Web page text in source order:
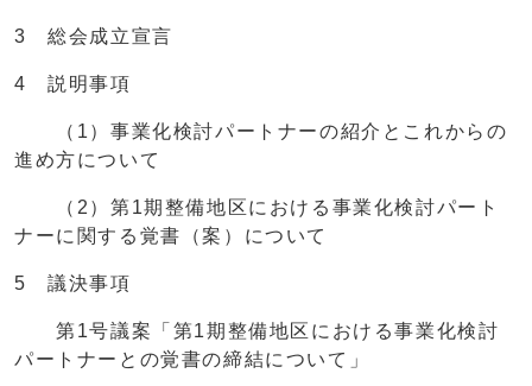
3 総会成立宣言
4 説明事項
（1）事業化検討パートナーの紹介とこれからの
進め方について
（2）第1期整備地区における事業化検討パート
ナーに関する覚書（案）について
5 議決事項
第1号議案「第1期整備地区における事業化検討
パートナーとの覚書の締結について」